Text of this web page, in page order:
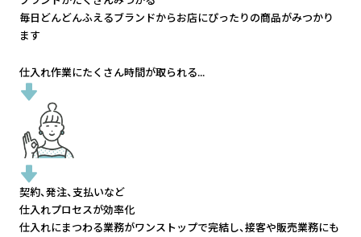
毎日どんどんふえるブランドからお店にぴったりの商品がみつかり
ます
仕入れ作業にたくさん時間が取られる...
契約、発注、支払いなど
仕入れプロセスが効率化
仕入れにまつわる業務がワンストップで完結し、接客や販売業務にも